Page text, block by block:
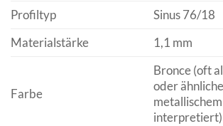
Profiltyp
Sinus 76/18
Materialstärke
1,1 mm
Farbe
Bronce (oft
oder
interpretiert)